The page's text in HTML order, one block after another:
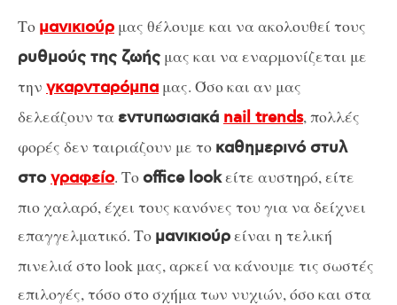
Το μανικιούρ μας θέλουμε και να ακολουθεί τους
ρυθμούς της ζωής μας και να εναρμονίζεται με
την γκαρνταρόμπα μας. Όσο και αν μας
δελεάζουν τα εντυπωσιακά nail trends, πολλές
φορές δεν ταιριάζουν με το καθημερινό στυλ
στογραφείο. Τοoffice lookείτε αυστηρό, είτε
πιο χαλαρό, έχει τους κανόνες του για να δείχνει
επαγγελματικό. Το μανικιούρείναι η τελική
πινελιά στο look μας, αρκεί να κάνουμε τις σωστές
επιλογές, τόσο στο σχήμα των νυχιών, όσο και στα